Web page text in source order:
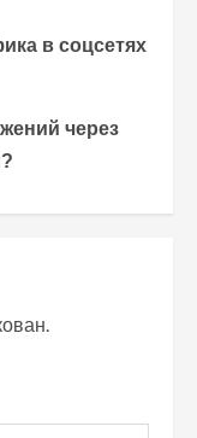
в соцсетях
через